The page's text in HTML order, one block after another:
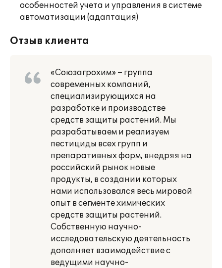
особенностей учета и управления в системе
автоматизации (адаптация)
Отзыв клиента
«Союзагрохим» – группа
современных компаний,
специализирующихся на
разработке и производстве
средств защиты растений. Мы
разрабатываем и реализуем
пестициды всех групп и
препаративных форм, внедряя на
российский рынок новые
продукты, в создании которых
нами использовался весь мировой
опыт в сегменте химических
средств защиты растений.
Собственную научно-
исследовательскую деятельность
дополняет взаимодействие с
ведущими научно-